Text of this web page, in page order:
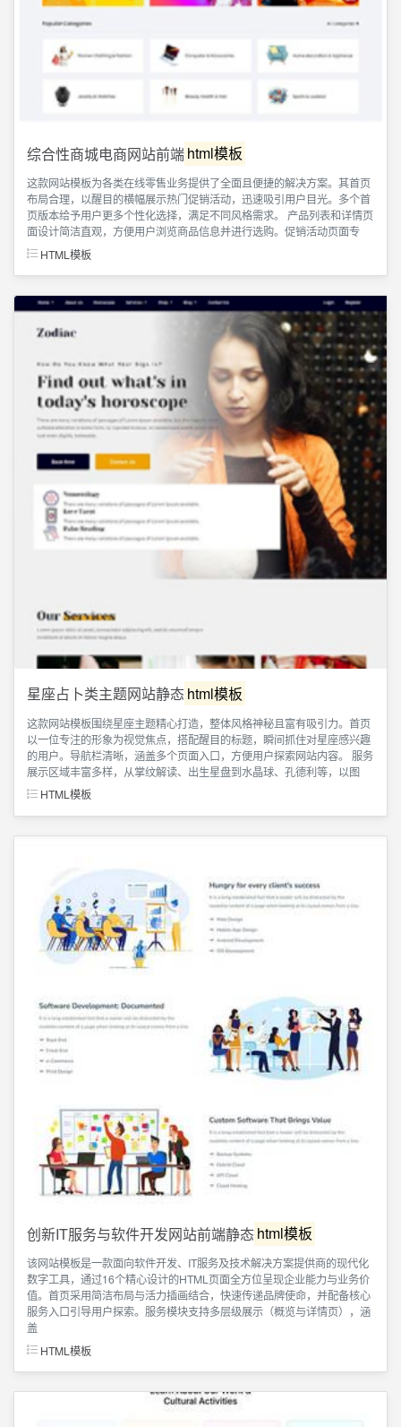
综合性商城电商网站前端html模板
这款网站模板为各类在线零售业务提供了全面且便捷的解决方案。其首页
布局合理，以醒目的横幅展示热门促销活动，迅速吸引用户目光。多个首
页版本给予用户更多个性化选择，满足不同风格需求。 产品列表和详情页
面设计简洁直观，方便用户浏览商品信息并进行选购。促销活动页面专
HTML模板
星座占卜类主题网站静态html模板
这款网站模板围绕星座主题精心打造，整体风格神秘且富有吸引力。首页
以一位专注的形象为视觉焦点，搭配醒目的标题，瞬间抓住对星座感兴趣
的用户。导航栏清晰，涵盖多个页面入口，方便用户探索网站内容。 服务
展示区域丰富多样，从掌纹解读、出生星盘到水晶球、孔德利等，以图
HTML模板
创新IT服务与软件开发网站前端静态html模板
该网站模板是一款面向软件开发、IT服务及技术解决方案提供商的现代化
数字工具，通过16个精心设计的HTML页面全方位呈现企业能力与业务价
值。首页采用简洁布局与活力插画结合，快速传递品牌使命，并配备核心
服务入口引导用户探索。服务模块支持多层级展示（概览与详情页），涵
盖
HTML模板